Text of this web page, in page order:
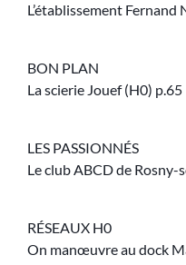
L’établissement Fernand
BON PLAN
La scierie Jouef (H0) p.65
LES PASSIONNÉS
Le club ABCD de Rosny-
RÉSEAUX H0
On manœuvre au dock